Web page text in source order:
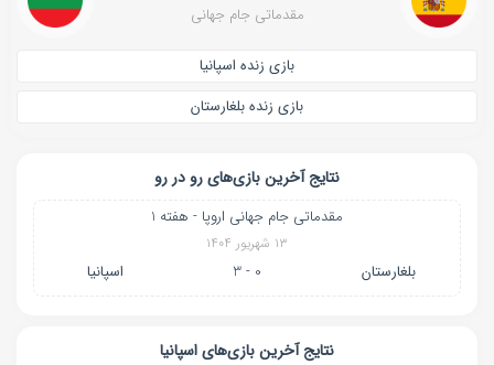
مقدماتی جام جهانی
بازی زنده اسپانیا
بازی زنده بلغارستان
نتایج آخرین بازی‌های رو در رو
مقدماتی جام جهانی اروپا - هفته 1
۱۳ شهریور ۱۴۰۴
بلغارستان 0 - 3 اسپانیا
نتایج آخرین بازی‌های اسپانیا